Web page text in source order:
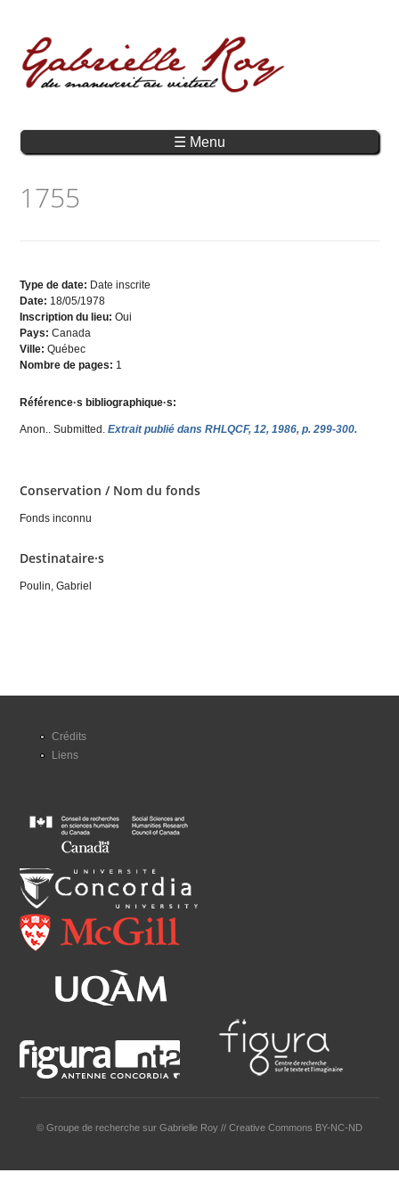
☰ Menu
1755
Type de date: Date inscrite
Date: 18/05/1978
Inscription du lieu:Oui
Pays:Canada
Ville:Québec
Nombre de pages: 1
Référence·s bibliographique·s:
Anon.. Submitted.Extrait publié dans RHLQCF, 12, 1986, p. 299-300.
Conservation / Nom du fonds
Fonds inconnu
Destinataire·s
Poulin, Gabriel
Crédits
Liens
© Groupe de recherche sur Gabrielle Roy // Creative Commons BY-NC-ND